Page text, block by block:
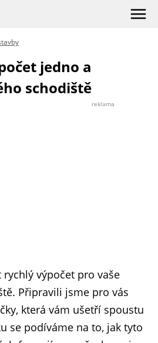
jedno a
schodiště
reklama
výpočet pro vaše
Připravili jsme pro vás
která vám ušetří spoustu
se podíváme na to, jak tyto